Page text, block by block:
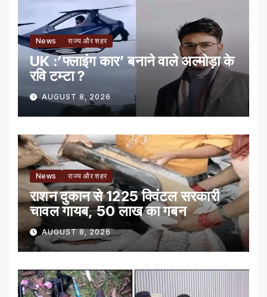
News राज्य और शहर
UK :’फ्लाइंग कार’ बनाने वाले अल्मोड़ा के
रवि टम्टा ?
AUGUST 8, 2026
News राज्य और शहर
राशन दुकान से 1225 क्विंटल सरकारी
चावल गायब, 50 लाख का गबन
AUGUST 8, 2026